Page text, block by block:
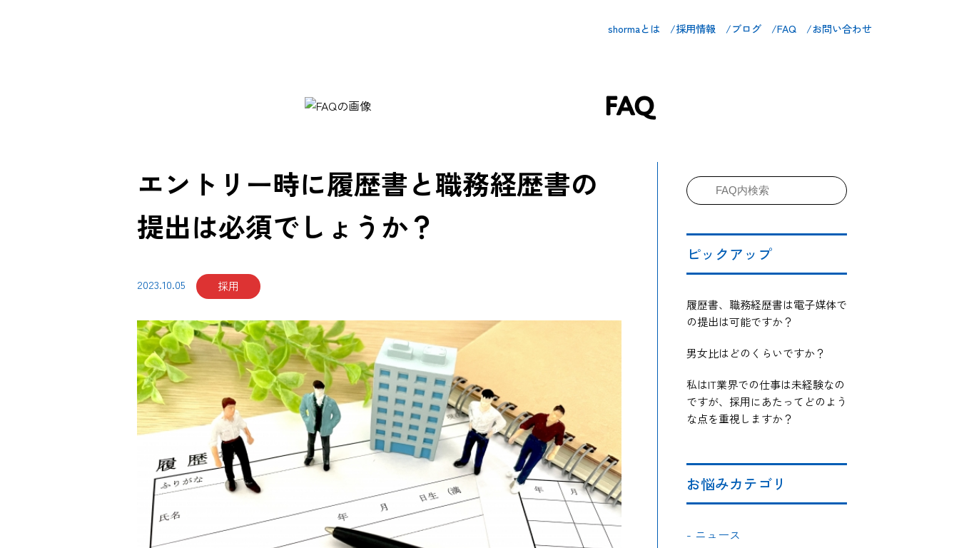
shormaとは /採用情報 /ブログ /FAQ /お問い合わせ
FAQ
エントリー時に履歴書と職務経歴書の
提出は必須でしょうか？
2023.10.05 採用
ピックアップ
履歴書、職務経歴書は電子媒体で
の提出は可能ですか？
男女比はどのくらいですか？
私はIT業界での仕事は未経験なの
ですが、採用にあたってどのよう
な点を重視しますか？
お悩みカテゴリ
- ニュース